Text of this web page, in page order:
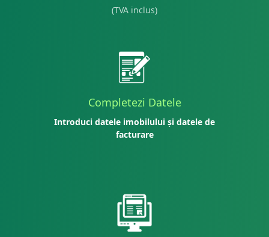
(TVA inclus)
Completezi Datele
Introduci datele imobilului și datele de
facturare